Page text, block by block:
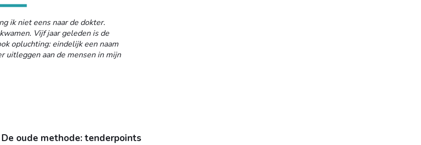
ik niet eens naar de dokter.
Vijf jaar geleden is de
opluchting: eindelijk een naam
uitleggen aan de mensen in mijn
De oude methode: tenderpoints